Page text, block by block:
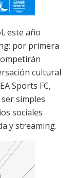
este año
por primera
cultural
Sports FC,
simples
sociales
y streaming.